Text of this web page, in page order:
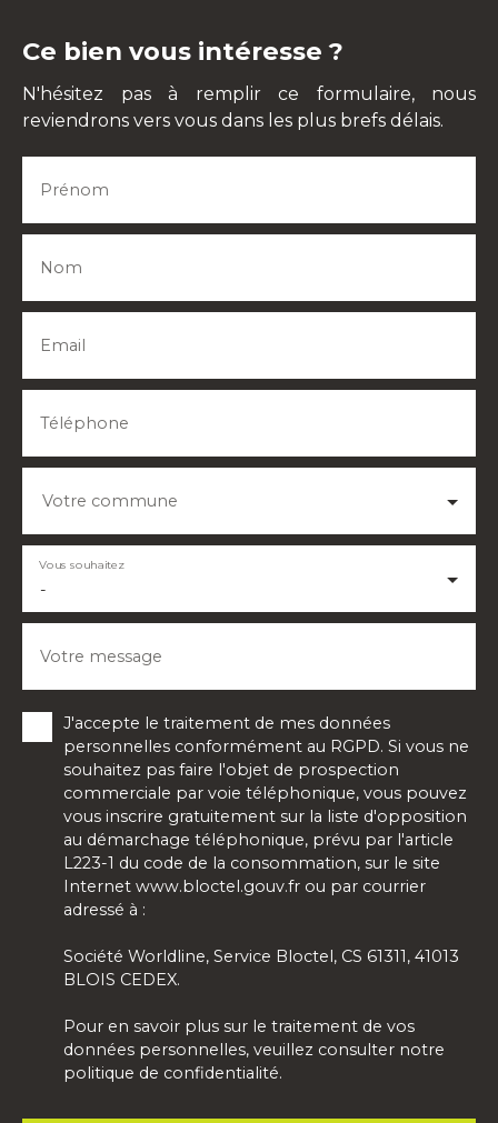
Ce bien vous intéresse ?
N'hésitez pas à remplir ce formulaire, nous
reviendrons vers vous dans les plus brefs délais.
Prénom
Nom
Email
Téléphone
Votre commune
-
Vous souhaitez
Votre message
J'accepte le traitement de mes données
personnelles conformément au RGPD. Si vous ne
souhaitez pas faire l'objet de prospection
commerciale par voie téléphonique, vous pouvez
vous inscrire gratuitement sur la liste d'opposition
au démarchage téléphonique, prévu par l'article
L223-1 du code de la consommation, sur le site
Internet www.bloctel.gouv.fr ou par courrier
adressé à :
Société Worldline, Service Bloctel, CS 61311, 41013
BLOIS CEDEX.
Pour en savoir plus sur le traitement de vos
données personnelles, veuillez consulter notre
politique de confidentialité.